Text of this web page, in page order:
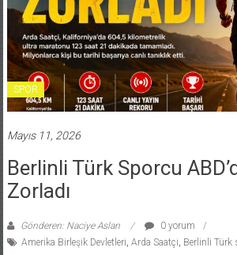
SPOR
Mayıs 11, 2026
Berlinli Türk Sporcu
Zorladı
Gönderen: Naciye Aslan
0 yorum
Amerika Birleşik Devletleri Arda Saatçi Berlinli Türk